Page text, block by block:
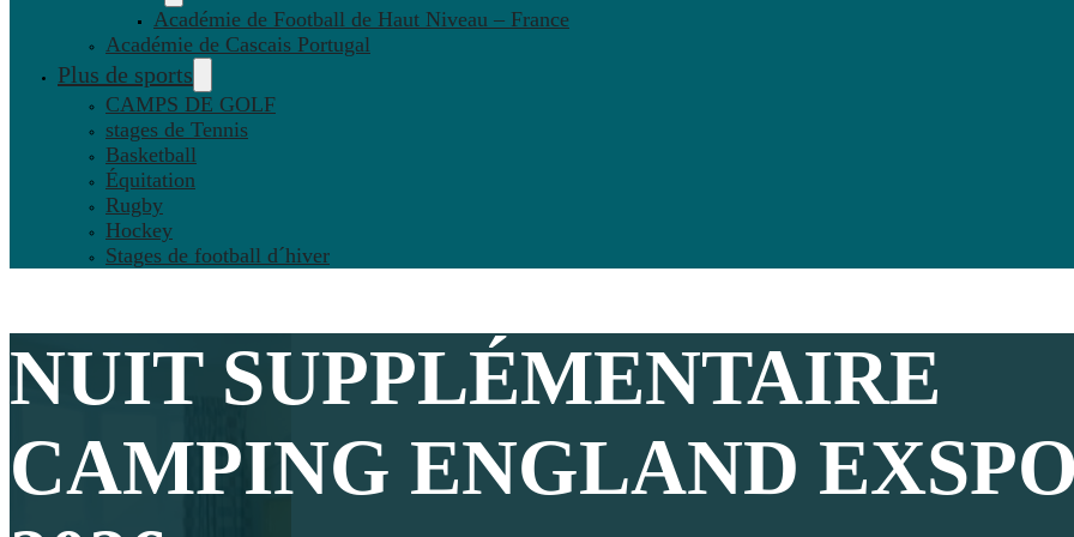
Académie de Football de Haut Niveau – France
Académie de Cascais Portugal
Plus de sports
CAMPS DE GOLF
stages de Tennis
Basketball
Équitation
Rugby
Hockey
Stages de football d´hiver
NUIT SUPPLÉMENTAIRE
CAMPING ENGLAND